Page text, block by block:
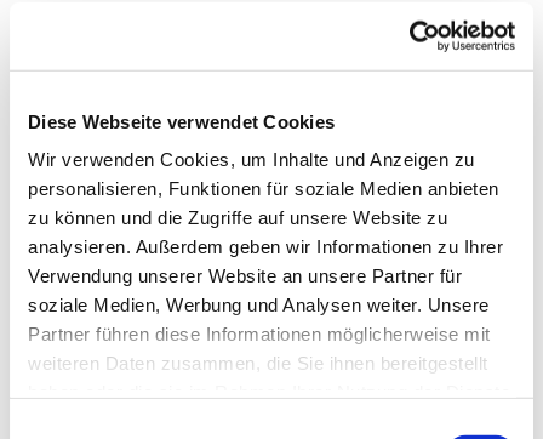
Diese Webseite verwendet Cookies
Wir verwenden Cookies, um Inhalte und Anzeigen zu
personalisieren, Funktionen für soziale Medien anbieten
zu können und die Zugriffe auf unsere Website zu
analysieren. Außerdem geben wir Informationen zu Ihrer
Verwendung unserer Website an unsere Partner für
soziale Medien, Werbung und Analysen weiter. Unsere
Partner führen diese Informationen möglicherweise mit
weiteren Daten zusammen, die Sie ihnen bereitgestellt